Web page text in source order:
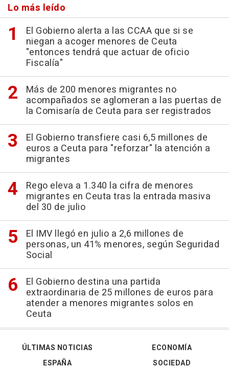
Lo más leído
El Gobierno alerta a las CCAA que si se
niegan a acoger menores de Ceuta
"entonces tendrá que actuar de oficio
Fiscalía"
Más de 200 menores migrantes no
acompañados se aglomeran a las puertas de
la Comisaría de Ceuta para ser registrados
El Gobierno transfiere casi 6,5 millones de
euros a Ceuta para "reforzar" la atención a
migrantes
Rego eleva a 1.340 la cifra de menores
migrantes en Ceuta tras la entrada masiva
del 30 de julio
El IMV llegó en julio a 2,6 millones de
personas, un 41% menores, según Seguridad
Social
El Gobierno destina una partida
extraordinaria de 25 millones de euros para
atender a menores migrantes solos en
Ceuta
ÚLTIMAS NOTICIAS
ESPAÑA
ECONOMÍA
SOCIEDAD